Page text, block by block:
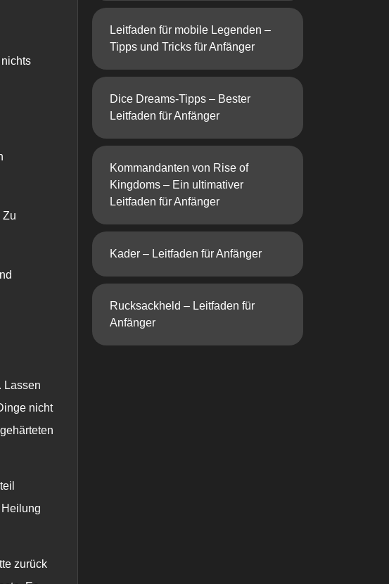
Zu
Lassen
nicht
zurück
Leitfaden für mobile Legenden –
Tipps und Tricks für Anfänger
Dice Dreams-Tipps – Bester
Leitfaden für Anfänger
Kommandanten von Rise of
Kingdoms – Ein ultimativer
Leitfaden für Anfänger
Kader – Leitfaden für Anfänger
Rucksackheld – Leitfaden für
Anfänger